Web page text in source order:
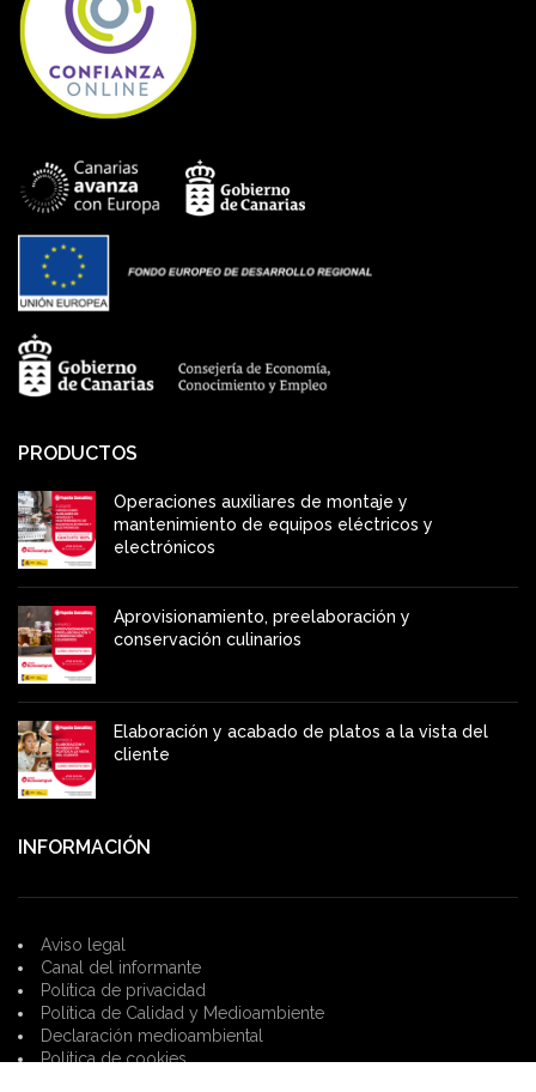
PRODUCTOS
Operaciones auxiliares de montaje y
mantenimiento de equipos eléctricos y
electrónicos
Aprovisionamiento, preelaboración y
conservación culinarios
Elaboración y acabado de platos a la vista del
cliente
INFORMACIÓN
Aviso legal
Canal del informante
Política de privacidad
Política de Calidad y Medioambiente
Declaración medioambiental
Política de cookies